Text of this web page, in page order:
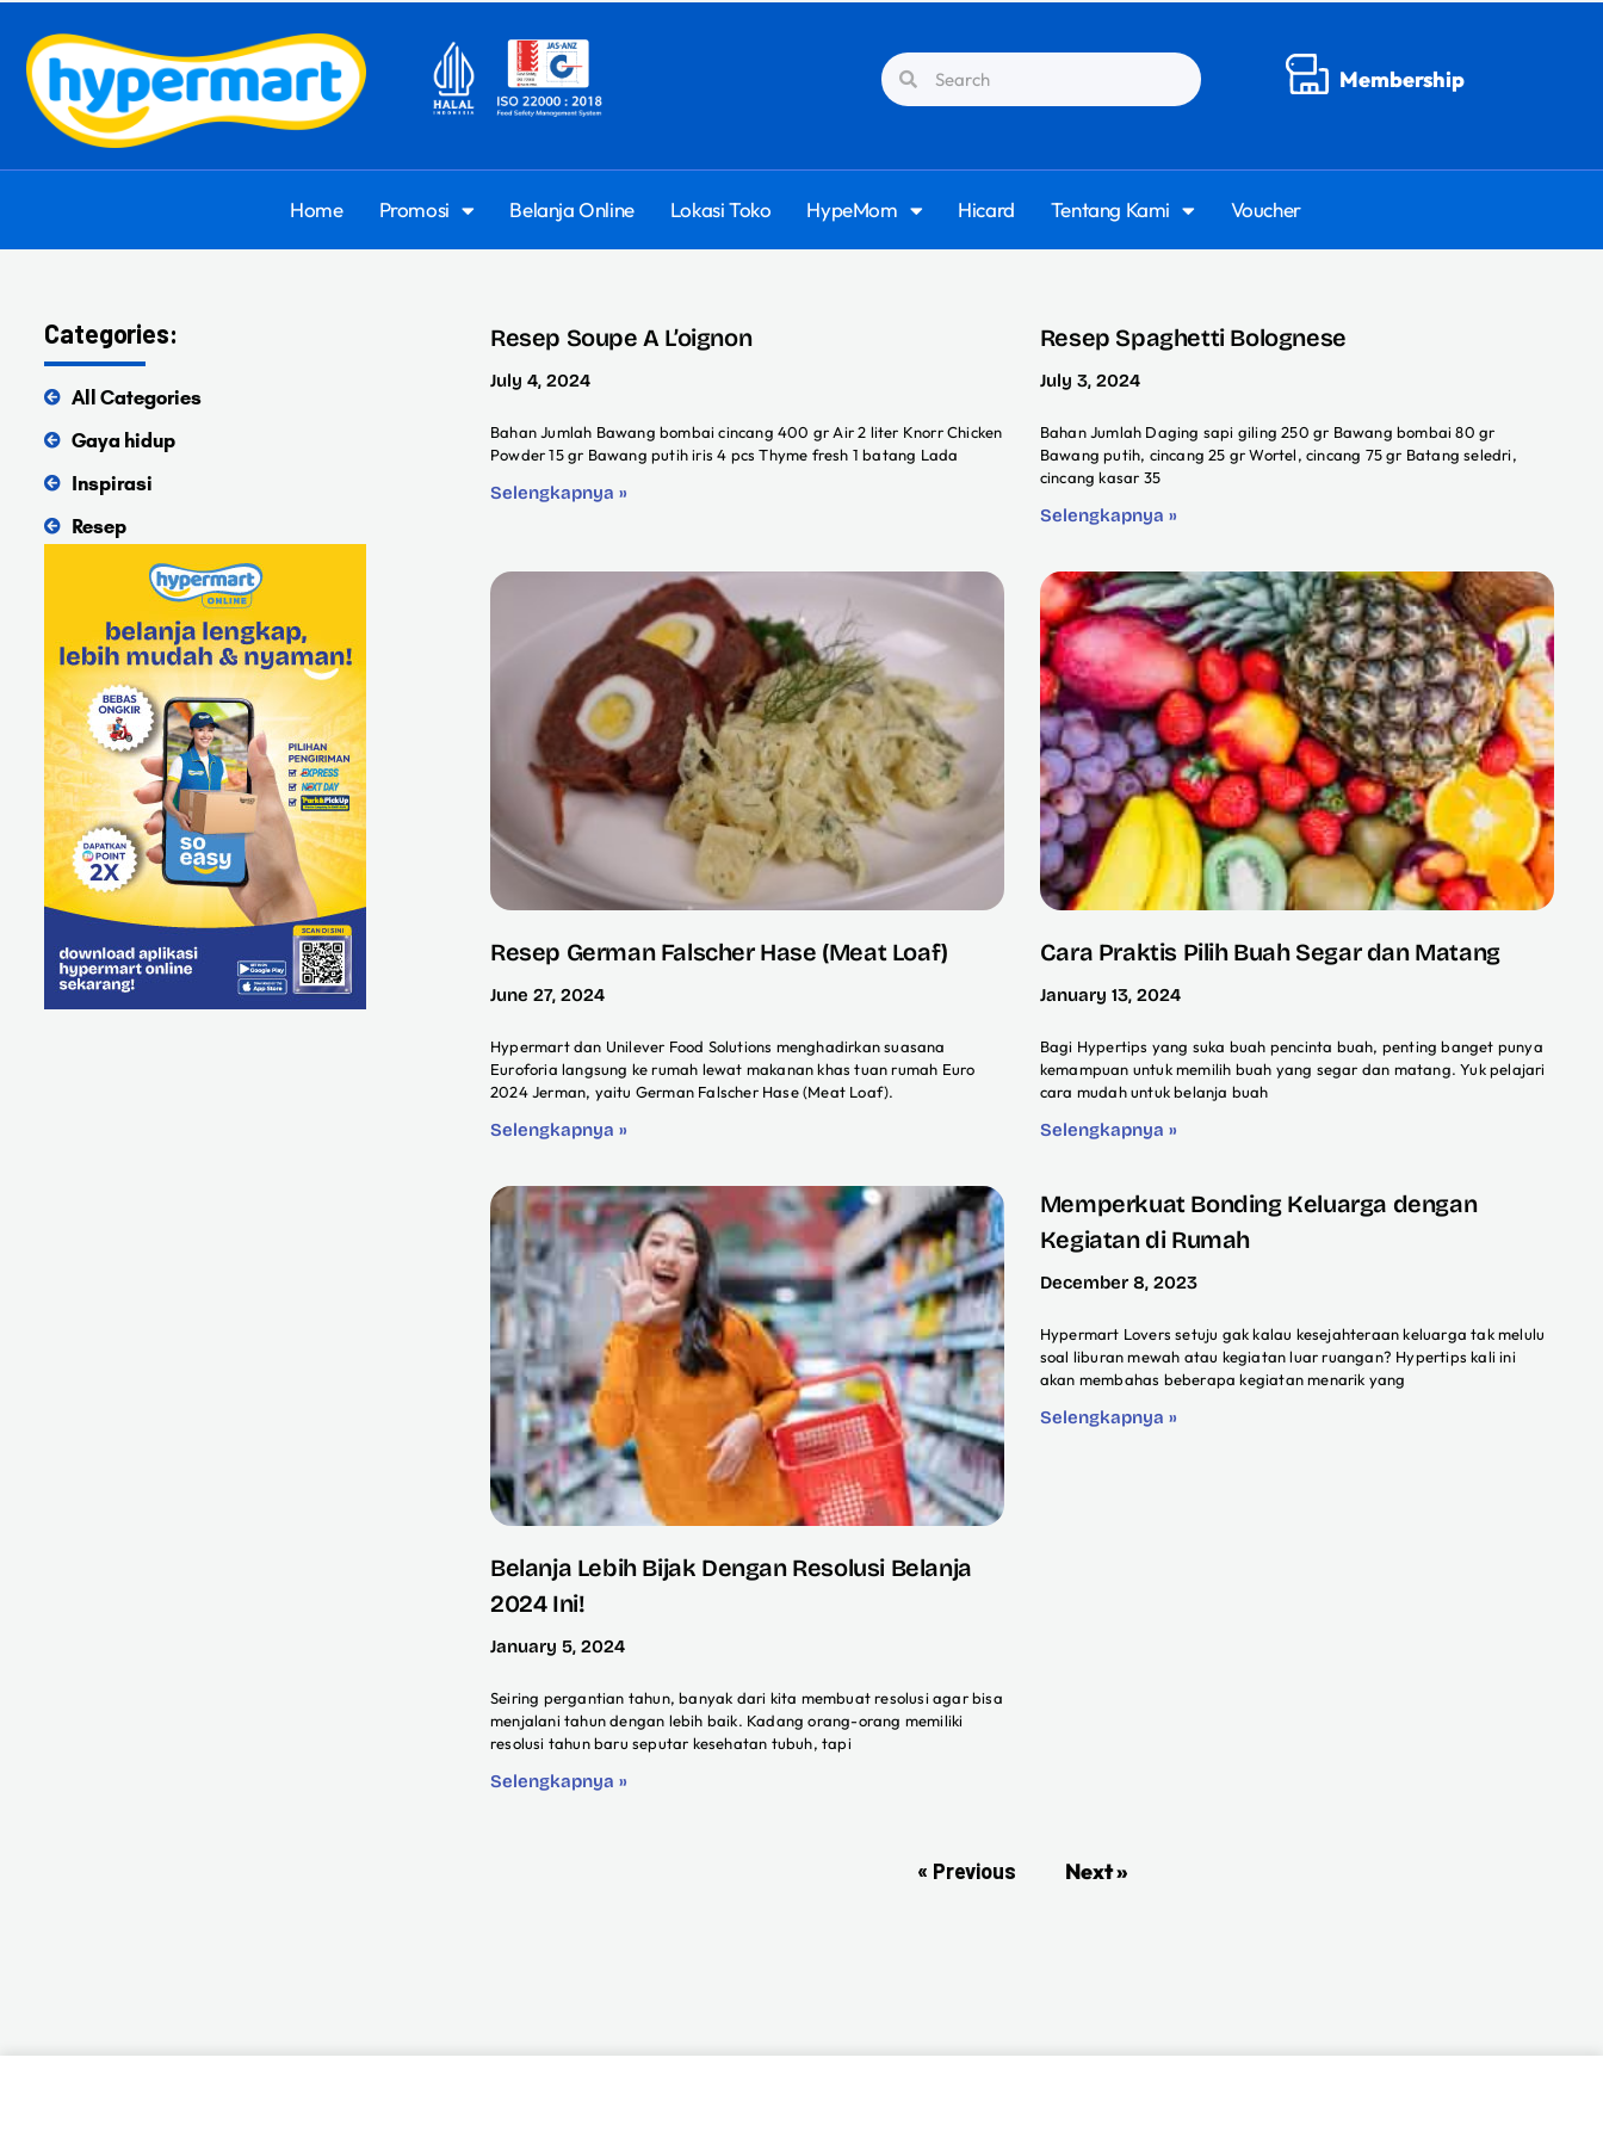
Membership
Home Promosi Belanja Online Lokasi Toko HypeMom Hicard Tentang Kami Voucher
Categories:
All Categories
Gaya hidup
Inspirasi
Resep
Resep Soupe A L’oignon
July 4, 2024
Bahan Jumlah Bawang bombai cincang 400 gr Air 2 liter Knorr Chicken
Powder 15 gr Bawang putih iris 4 pcs Thyme fresh 1 batang Lada
Selengkapnya »
Resep Spaghetti Bolognese
July 3, 2024
Bahan Jumlah Daging sapi giling 250 gr Bawang bombai 80 gr
Bawang putih, cincang 25 gr Wortel, cincang 75 gr Batang seledri,
cincang kasar 35
Selengkapnya »
Resep German Falscher Hase (Meat Loaf)
June 27, 2024
Hypermart dan Unilever Food Solutions menghadirkan suasana
Euroforia langsung ke rumah lewat makanan khas tuan rumah Euro
2024 Jerman, yaitu German Falscher Hase (Meat Loaf).
Selengkapnya »
Cara Praktis Pilih Buah Segar dan Matang
January 13, 2024
Bagi Hypertips yang suka buah pencinta buah, penting banget punya
kemampuan untuk memilih buah yang segar dan matang. Yuk pelajari
cara mudah untuk belanja buah
Selengkapnya »
Belanja Lebih Bijak Dengan Resolusi Belanja
2024 Ini!
January 5, 2024
Seiring pergantian tahun, banyak dari kita membuat resolusi agar bisa
menjalani tahun dengan lebih baik. Kadang orang-orang memiliki
resolusi tahun baru seputar kesehatan tubuh, tapi
Selengkapnya »
Memperkuat Bonding Keluarga dengan
Kegiatan di Rumah
December 8, 2023
Hypermart Lovers setuju gak kalau kesejahteraan keluarga tak melulu
soal liburan mewah atau kegiatan luar ruangan? Hypertips kali ini
akan membahas beberapa kegiatan menarik yang
Selengkapnya »
« Previous Next »